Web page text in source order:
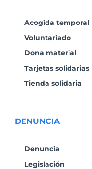
Acogida temporal
Voluntariado
Dona material
Tarjetas solidarias
Tienda solidaria
DENUNCIA
Denuncia
Legislación